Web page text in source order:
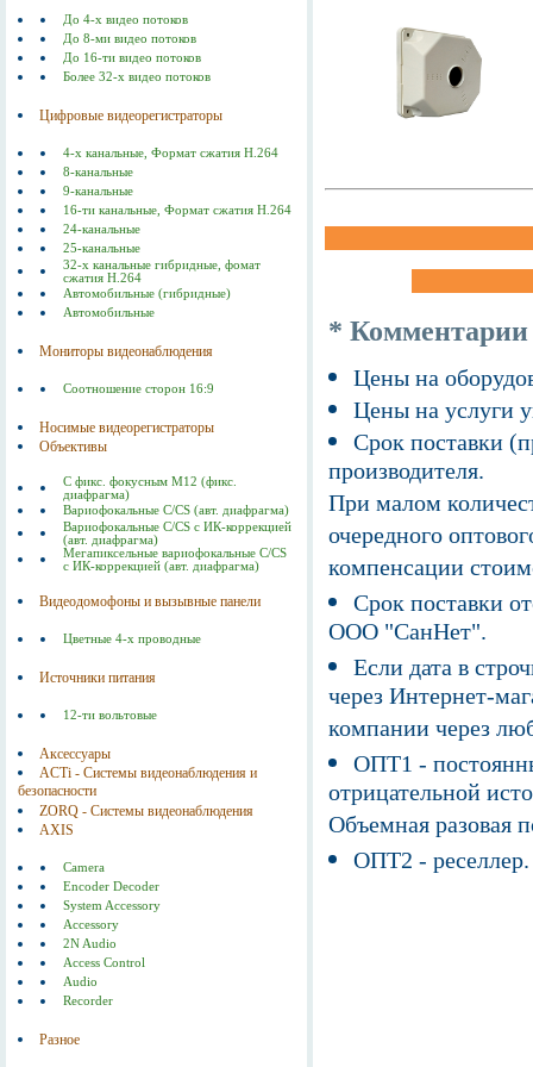
До 4-х видео потоков
До 8-ми видео потоков
До 16-ти видео потоков
Более 32-х видео потоков
Цифровые видеорегистраторы
4-х канальные, Формат сжатия Н.264
8-канальные
9-канальные
16-ти канальные, Формат сжатия Н.264
24-канальные
25-канальные
32-х канальные гибридные, фомат
сжатия H.264
Автомобильные (гибридные)
Автомобильные
Мониторы видеонаблюдения
Соотношение сторон 16:9
Носимые видеорегистраторы
Объективы
С фикс. фокусным M12 (фикс.
диафрагма)
Вариофокальные С/СS (авт. диафрагма)
Вариофокальные C/CS с ИК-коррекцией
(авт. диафрагма)
Мегапиксельные вариофокальные C/CS
с ИК-коррекцией (авт. диафрагма)
Видеодомофоны и вызывные панели
Цветные 4-х проводные
Источники питания
12-ти вольтовые
Аксессуары
ACTi - Системы видеонаблюдения и
безопасности
ZORQ - Системы видеонаблюдения
AXIS
Camera
Encoder Decoder
System Accessory
Accessory
2N Audio
Access Control
Audio
Recorder
Разное
* Комментарии
Цены на
Цены на услуги
Срок поставки
производителя.
При малом
очередного
компенсации
Срок поставки
ООО "СанНет".
Если дата в
через Интернет-
компании через
ОПТ1 -
отрицательной
Объемная разовая
ОПТ2 -